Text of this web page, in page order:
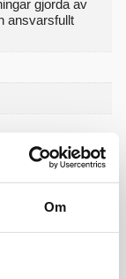
Om
gjorda av
ansvarsfullt
sodium
oil¸